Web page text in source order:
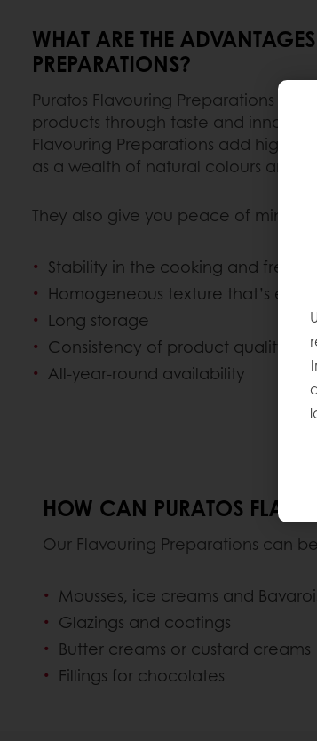
WHAT ARE THE
PREPARATIONS?
Puratos Flavouring Preparations
products through taste and
Flavouring Preparations add high
as a wealth of natural colours and
They also give you peace of mind,
Stability in the cooking and
Homogeneous texture that’s easy
Long storage
Consistency of product quality
All-year-round availability
HOW CAN PURATOS
Our Flavouring Preparations can
Mousses, ice creams and
Glazings and coatings
Butter creams or custard creams
Fillings for chocolates